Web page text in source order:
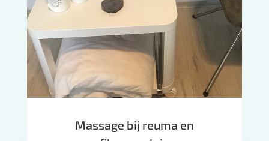
Massage bij reuma en